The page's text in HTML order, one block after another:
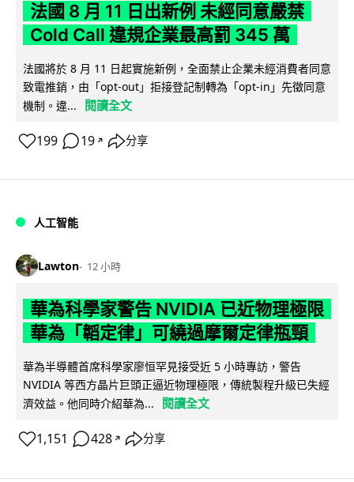
法國 8 月 11 日出新例 未經同意嚴禁
Cold Call 違規企業最高罰 345 萬
法國將於 8 月 11 日起實施新例，全面禁止企業未經消費者同意
致電推銷，由「opt-out」拒接登記制轉為「opt-in」先徵同意
機制。違...
閱讀全文
199 19 ↗ 分享
人工智能
Lawton 12 小時
華為科學家警告 NVIDIA 已近物理極限
華為「韜定律」可繞過摩爾定律瓶頸
華為半導體首席科學家廖恒罕見接受近 5 小時專訪，警告
NVIDIA 等西方晶片巨頭正逼近物理極限，傳統製程升級已失經
濟效益。他同時介紹華為...
閱讀全文
1,151 428 ↗ 分享